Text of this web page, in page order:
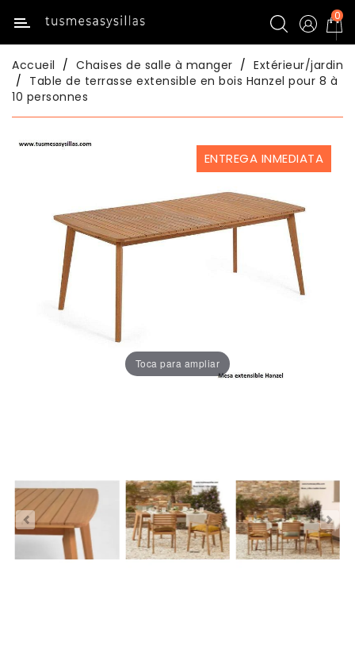
Catégorie
Inicio
Tables
Cuisine
Cuisine
Tables
Dekton
0
Accueil Chaises de salle à manger
Extérieur/jardin
Table de terrasse extensible en bois Hanzel pour 8 à
10 personnes
ENTREGA INMEDIATA
Toca para ampliar